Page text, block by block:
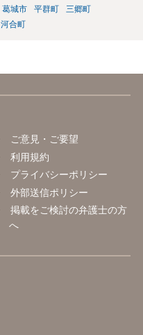
葛城市 平群町
三郷町
河合町
ご意見・ご要望
利用規約
プライバシーポリシー
外部送信ポリシー
掲載をご検討の弁護士の方
へ